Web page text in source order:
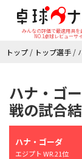
みんなの評価で最適用具を
NO.1卓球レビューサ
トップ / トップ選手 /
ハナ・ゴ
戦の試合
ハナ・ゴーダ
エジプト WR.21位